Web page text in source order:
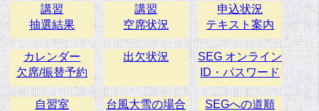
講習
抽選結果
講習
空席状況
申込状況
テキスト案内
カレンダー
欠席/振替予約
出欠状況
SEG オンライン
ID・パスワード
自習室 台風大雪の場合 SEGへの道順